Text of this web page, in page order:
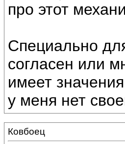
про этот
Специально
согласен или
имеет
у меня нет
Ковбоец